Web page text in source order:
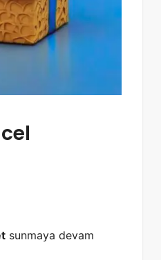
sunmaya devam